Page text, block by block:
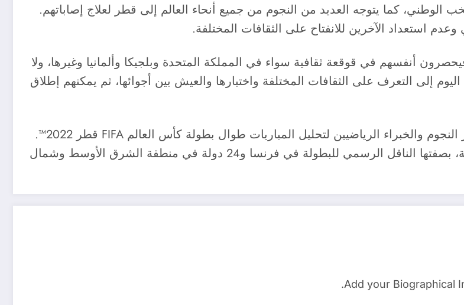
الوطني، كما يتوجه العديد من النجوم من جميع أنحاء العالم إلى قطر لعلاج إصاباتهم.
استعداد الآخرين للانفتاح على الثقافات المختلفة.
أنفسهم في قوقعة ثقافية سواء في المملكة المتحدة وبلجيكا وألمانيا وغيرها، ولا
اليوم إلى التعرف على الثقافات المختلفة واختبارها والعيش بين أجوائها، ثم يمكنهم إطلاق
وتستضيف استديوهات beIN SPORTS مجموعة واسعة من أشهر النجوم والخبراء الرياضيين لتحليل المباريات طوال بطولة كأس العالم FIFA قطر 2022™.
وتؤدي beIN SPORTS دوراً مهماً في الترويج لدولة قطر والبطولة، بصفتها الناقل الرسمي للبطولة في فرنسا و24 دولة في منطقة الشرق الأوسط وشمال
Add your Biographical